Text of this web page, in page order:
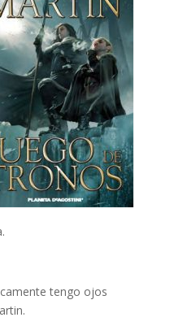
tengo ojos